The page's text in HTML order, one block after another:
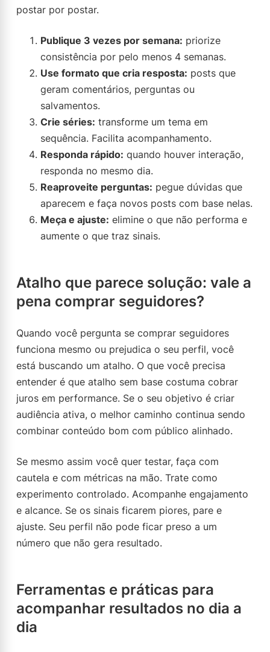
postar por postar.
Publique 3 vezes por semana: priorize
consistência por pelo menos 4 semanas.
Use formato que cria resposta: posts que
geram comentários, perguntas ou
salvamentos.
Crie séries: transforme um tema em
sequência. Facilita acompanhamento.
Responda rápido: quando houver interação,
responda no mesmo dia.
Reaproveite perguntas: pegue dúvidas que
aparecem e faça novos posts com base nelas.
Meça e ajuste: elimine o que não performa e
aumente o que traz sinais.
Atalho que parece solução: vale a
pena comprar seguidores?
Quando você pergunta se comprar seguidores
funciona mesmo ou prejudica o seu perfil, você
está buscando um atalho. O que você precisa
entender é que atalho sem base costuma cobrar
juros em performance. Se o seu objetivo é criar
audiência ativa, o melhor caminho continua sendo
combinar conteúdo bom com público alinhado.
Se mesmo assim você quer testar, faça com
cautela e com métricas na mão. Trate como
experimento controlado. Acompanhe engajamento
e alcance. Se os sinais ficarem piores, pare e
ajuste. Seu perfil não pode ficar preso a um
número que não gera resultado.
Ferramentas e práticas para
acompanhar resultados no dia a
dia